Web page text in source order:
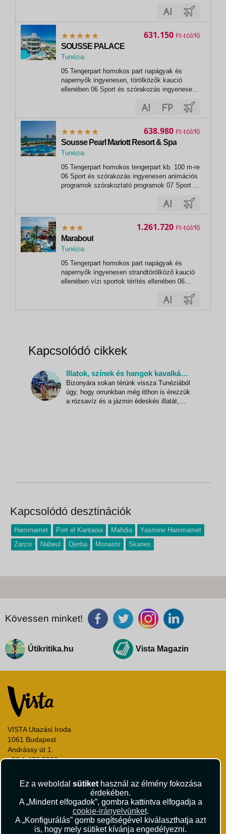
Ez a weboldal sütikethasznál az élmény fokozása
érdekében.
A „Mindent elfogadok”, gombra kattintva elfogadja a
cookie-irányelvünket.
A „Konfigurálás” gomb segítségével kiválaszthatja azt
is, hogy mely sütiket kívánja engedélyezni.
szórakozás ingyenesen animációs programok
alkalmanként esti műsorok asztalitenisz
ellenében...
SOUSSE PALACE
Tunézia
Sousse
05 Tengerpart homokos part napágyak és
napernyők ingyenesen, törölközők kaució
ellenében 06 Sport és szórakozás ingyenesen
ellenében wellness-központ masszázsok
hammam 18 lyukú golfpálya (kb. 7 km-re) vízi
631.150 Ft
Sousse Pearl Mariott Resort & Spa
Tunézia
Sousse
05 Tengerpart homokos tengerpart kb. 100 m-re
06 Sport és szórakozás ingyenesen animációs
programok szórakoztató programok 07 Sport és
szauna törökfürdő masszázsok szépségszalon
638.980 Ft
Marabout
Tunézia
Sousse
05 Tengerpart homokos part napágyak és
napernyők ingyenesen strandtörölköző kaució
ellenében vízi sportok térítés ellenében 06
programok alkalmanként esti műsorok 07 Sport
és szórakozás térítés ellenében szauna,
1.261.720 Ft
Kapcsolódó cikkek
Illatok, színek és hangok kavalkádja Tunéziában
Bizonyára sokan térünk vissza Tunéziából
úgy, hogy orrunkban még itthon is érezzük
a rózsavíz és a jázmin édeskés illatát,
Kapcsolódó desztinációk
Hammamet Port el Kantaoui Mahdia
Yasmine Hammamet
Zarzis
Nabeul Djerba Monastir Skanes
Kövessen minket!
Útikritika.hu Vista Magazin
VISTA Utazási Iroda
1061 Budapest
Andrássy út 1.
+36 1 429 9999
Repülőjegy foglalás